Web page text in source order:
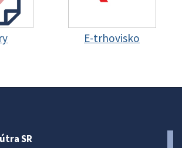
E-trhovisko
SR